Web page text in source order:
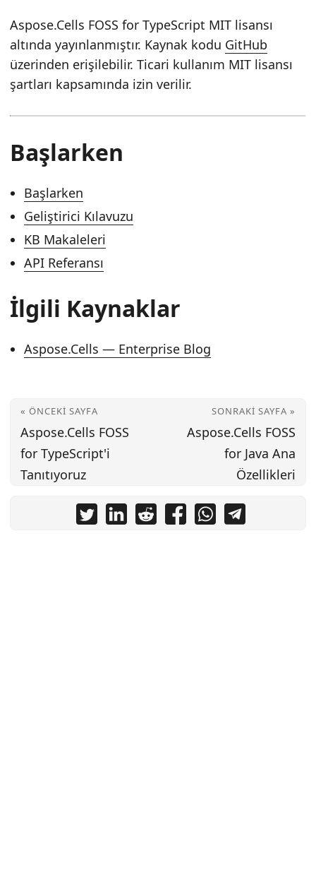
Aspose.Cells FOSS for TypeScript MIT lisansı
altında yayınlanmıştır. Kaynak kodu GitHub
üzerinden erişilebilir. Ticari kullanım MIT lisansı
şartları kapsamında izin verilir.
Başlarken
Başlarken
Geliştirici Kılavuzu
KB Makaleleri
API Referansı
İlgili Kaynaklar
Aspose.Cells — Enterprise Blog
« ÖNCEKI SAYFA
Aspose.Cells FOSS
for TypeScript'i
Tanıtıyoruz
SONRAKI SAYFA »
Aspose.Cells FOSS
for Java Ana
Özellikleri